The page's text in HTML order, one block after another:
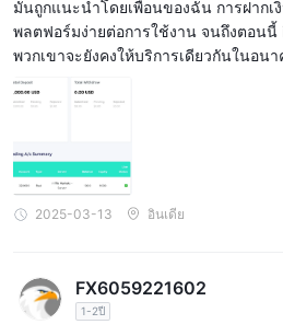
มันถูกแนะนำโดยเพื่อนของฉัน การฝากเ
พลตฟอร์มง่ายต่อการใช้งาน จนถึงตอนนี้ infiflo ได้ให้บริการที่ดี หวังว่า
พวกเขาจะยังคงให้บริการเดียวกันในอน
2025-03-13 อินเดีย
FX6059221602
1-2ปี